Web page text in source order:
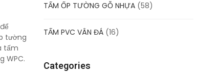
tường
tấm
WPC.
TẤM ỐP TƯỜNG GỖ NHỰA (58)
TẤM PVC VÂN ĐÁ (16)
Categories